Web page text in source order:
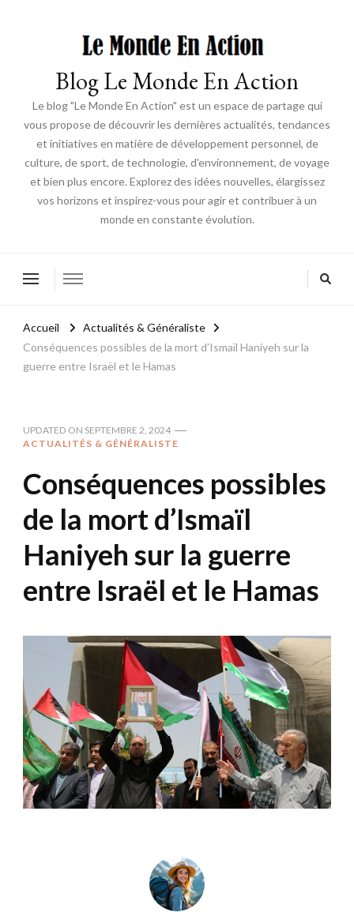
Blog Le Monde En Action
Le blog "Le Monde En Action" est un espace de partage qui
vous propose de découvrir les dernières actualités, tendances
et initiatives en matière de développement personnel, de
culture, de sport, de technologie, d'environnement, de voyage
et bien plus encore. Explorez des idées nouvelles, élargissez
vos horizons et inspirez-vous pour agir et contribuer à un
monde en constante évolution.
Accueil
Actualités & Généraliste
Conséquences possibles de la mort d’Ismaïl Haniyeh sur la
guerre entre Israël et le Hamas
UPDATED ON SEPTEMBRE 2, 2024
ACTUALITÉS & GÉNÉRALISTE
Conséquences possibles
de la mort d’Ismaïl
Haniyeh sur la guerre
entre Israël et le Hamas